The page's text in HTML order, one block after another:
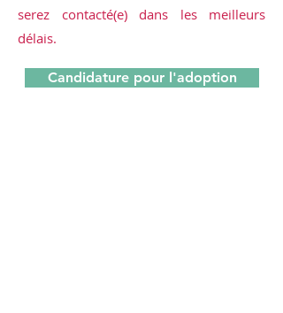
serez contacté(e) dans les meilleurs
délais.
Candidature pour l'adoption